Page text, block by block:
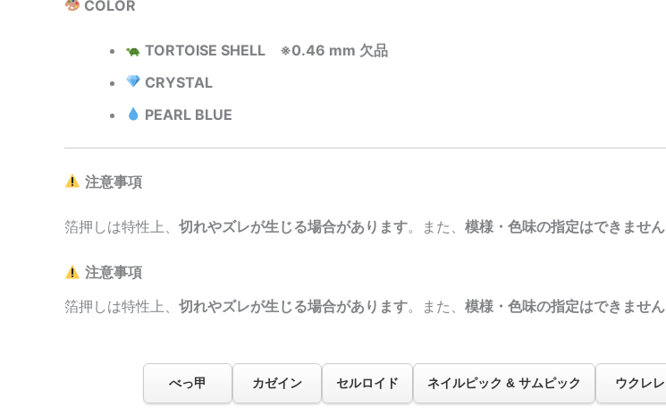
COLOR
TORTOISE SHELL ※0.46 mm 欠品
CRYSTAL
PEARL BLUE
注意事項
箔押しは特性上、 切れやズレが生じる場合があります。また、 模様・色味の指定はできません
注意事項
箔押しは特性上、 切れやズレが生じる場合があります。また、 模様・色味の指定はできません
べっ甲 カゼイン セルロイド ネイルピック & サムピック ウクレレ